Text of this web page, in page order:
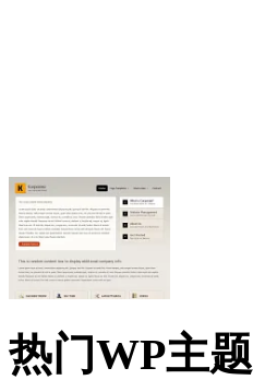
热门WP主题